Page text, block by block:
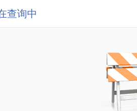
查询中